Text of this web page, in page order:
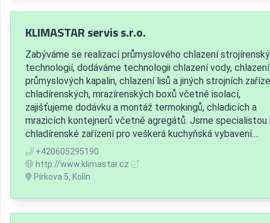
KLIMASTAR servis s.r.o.
Zabýváme se realizací průmyslového chlazení
technologií, dodáváme technologii chlazení vody, chlazení
průmyslových kapalin, chlazení lisů a jiných strojních
chladírenských, mrazírenských boxů včetně isolací,
zajišťujeme dodávku a montáž termokingů, chladicích a
mrazicích kontejnerů včetně agregátů. Jsme specialistou
chladírenské zařízení pro veškerá kuchyňská vybavení....
+420605295190
http://www.klimastar.cz
Pírkova 5, Kolín